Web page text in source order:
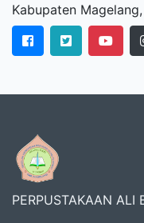
Kabupaten
PERPUSTAKAAN ALI